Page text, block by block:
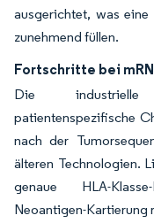
ausgerichtet, was
zunehmend füllen.
Fortschritte bei
Die industrielle
patientenspezifische
nach der
älteren Technologien.
genaue HLA-
Neoantigen-Kartierung